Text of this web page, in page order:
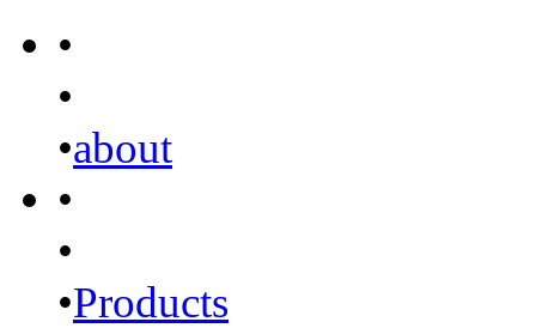
•
•
•about
•
•
•Products